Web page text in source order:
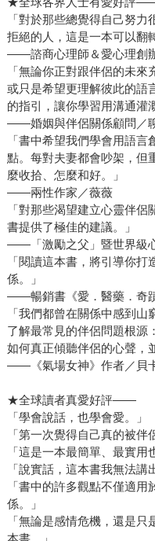
「對於那些總覺得自己努
拒絕的人，這是一本可以翻
——諮商心理師＆愛心理創
「無論你正對跟伴侶的未
或只是希望更理解彼此的語
的指引，讓你學習用溝通灌
——婚姻與伴侶關係顧問／
「書中希望我們學會用語
點。每對夫妻都會吵架，但
麼收拾、怎麼和好。」
——兩性作家／薇薇
「對那些渴望建立心靈伴
書提供了極佳的建議。」
——「激勵之父」暨世界級
「閱讀這本書，將引導你
係。」
——暢銷書《愛．醫藥．奇
「我們都曾在關係中感到
了解最常見的伴侶問題根源
如何真正傾聽伴侶的心聲，
——《氣場女神》作者／貝
★全球讀者真愛好評——
「學會說話，也學會愛。」
「第一次覺得自己真的被伴
「這是一本最簡單、最實用
「說實話，這本書我無法講
「書中的許多觀點不僅適
係。」
「無論是感情危機，還是
本書。」